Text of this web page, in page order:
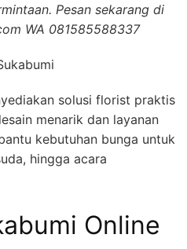
Pesan sekarang di
WA 081585588337
solusi florist praktis
menarik dan layanan
kebutuhan bunga untuk
hingga acara
Online